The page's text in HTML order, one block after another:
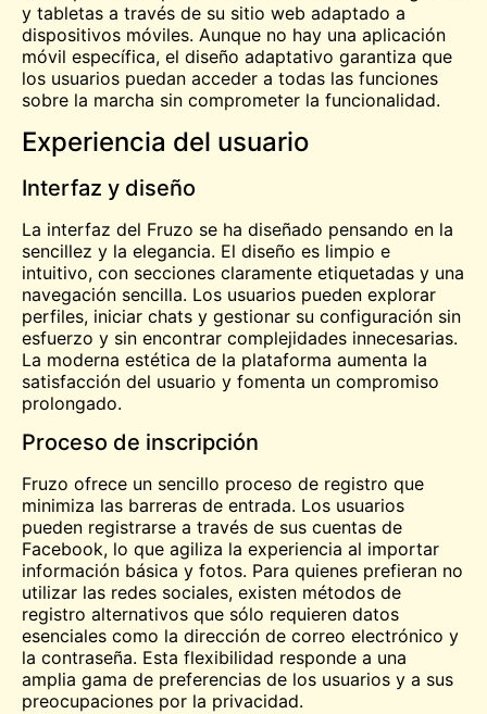
y tabletas a través de su sitio web adaptado a
dispositivos móviles. Aunque no hay una aplicación
móvil específica, el diseño adaptativo garantiza que
los usuarios puedan acceder a todas las funciones
sobre la marcha sin comprometer la funcionalidad.
Experiencia del usuario
Interfaz y diseño
La interfaz del Fruzo se ha diseñado pensando en la
sencillez y la elegancia. El diseño es limpio e
intuitivo, con secciones claramente etiquetadas y una
navegación sencilla. Los usuarios pueden explorar
perfiles, iniciar chats y gestionar su configuración sin
esfuerzo y sin encontrar complejidades innecesarias.
La moderna estética de la plataforma aumenta la
satisfacción del usuario y fomenta un compromiso
prolongado.
Proceso de inscripción
Fruzo ofrece un sencillo proceso de registro que
minimiza las barreras de entrada. Los usuarios
pueden registrarse a través de sus cuentas de
Facebook, lo que agiliza la experiencia al importar
información básica y fotos. Para quienes prefieran no
utilizar las redes sociales, existen métodos de
registro alternativos que sólo requieren datos
esenciales como la dirección de correo electrónico y
la contraseña. Esta flexibilidad responde a una
amplia gama de preferencias de los usuarios y a sus
preocupaciones por la privacidad.